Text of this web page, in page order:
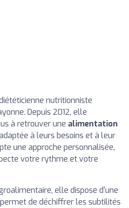
nutritionniste
Depuis 2012, elle
à retrouver une alimentation
à leurs besoins et à leur
une approche personnalisée,
votre rythme et votre
elle dispose d'une
de déchiffrer les subtilités